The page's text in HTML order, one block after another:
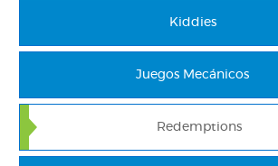
Kiddies
Juegos Mecánicos
Redemptions